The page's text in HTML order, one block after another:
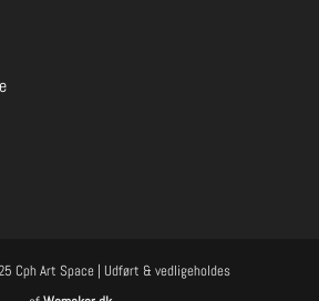
Cph Art Space | Udført & vedligeholdes